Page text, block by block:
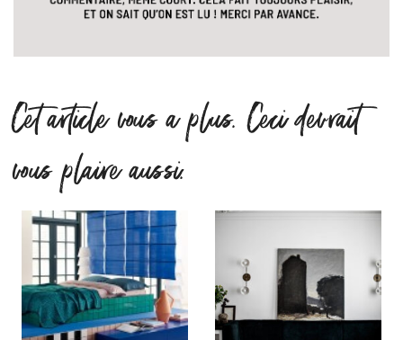
Cet article vous a plus. Ceci devrait
vous plaire aussi.